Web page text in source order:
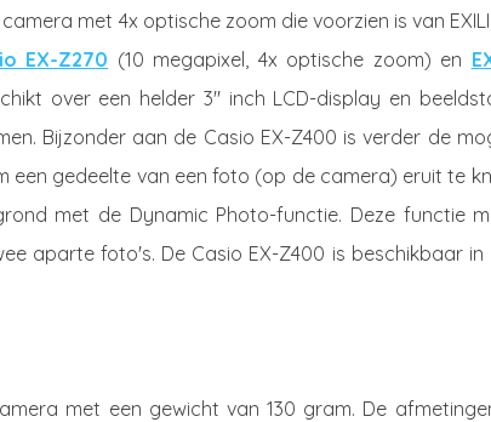
met 4x optische zoom die voorzien is van
EX-Z270 (10 megapixel, 4x optische zoom) en
over een helder 3" inch LCD-display en
Bijzonder aan de Casio EX-Z400 is verder de
een gedeelte van een foto (op de camera) eruit te
met de Dynamic Photo-functie. Deze functie
aparte foto's. De Casio EX-Z400 is beschikbaar in
met een gewicht van 130 gram. De